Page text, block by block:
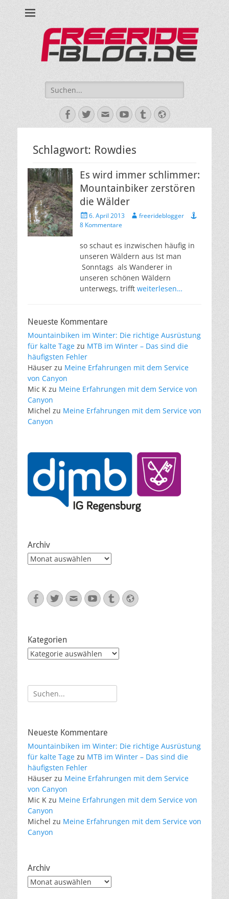
Suche
nach:
Facebook
Twitter
E-
Mail
YouTube
TumblrWebsite
Schlagwort: Rowdies
Es wird immer schlimmer:
Mountainbiker zerstören
die Wälder
Veröffentlicht
am
6. April 2013 Autorfreerideblogger
8 Kommentare
so schaut es inzwischen häufig in
unseren Wäldern aus Ist man
Sonntags als Wanderer in
unseren schönen Wäldern
unterwegs, trifft weiterlesen…
Neueste Kommentare
Mountainbiken im Winter: Die richtige Ausrüstung
für kalte Tage zu MTB im Winter – Das sind die
häufigsten Fehler
Häuser zu Meine Erfahrungen mit dem Service
von Canyon
Mic K zu Meine Erfahrungen mit dem Service von
Canyon
Michel zu Meine Erfahrungen mit dem Service von
Canyon
Archiv
Archiv
Facebook
Twitter
E-
Mail
YouTube
TumblrWebsite
Kategorien
Kategorien
Suche
nach:
Neueste Kommentare
Mountainbiken im Winter: Die richtige Ausrüstung
für kalte Tage zu MTB im Winter – Das sind die
häufigsten Fehler
Häuser zu Meine Erfahrungen mit dem Service
von Canyon
Mic K zu Meine Erfahrungen mit dem Service von
Canyon
Michel zu Meine Erfahrungen mit dem Service von
Canyon
Archiv
Archiv